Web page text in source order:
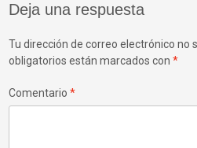
Deja una respuesta
Tu dirección de correo electrónico no
obligatorios están marcados con*
Comentario*